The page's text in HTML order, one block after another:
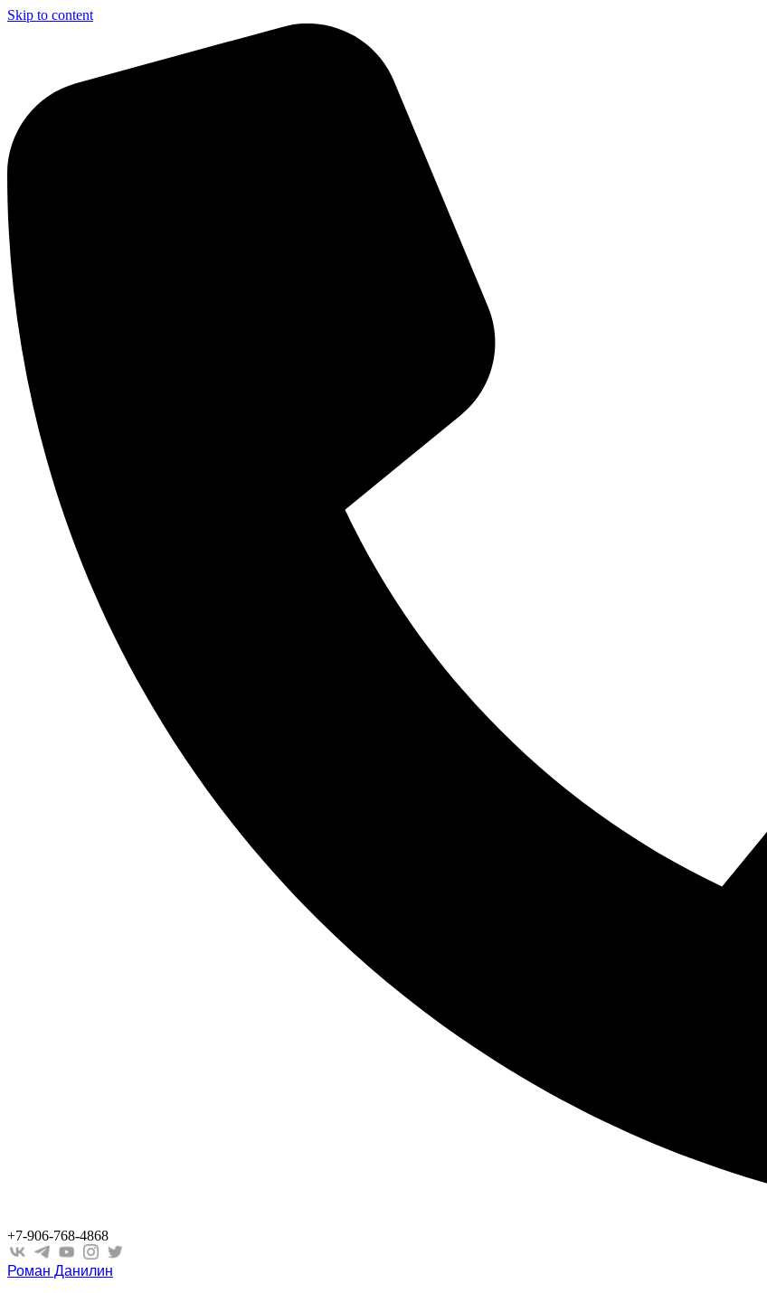
Skip to content
+7-906-768-4868
Роман Данилин